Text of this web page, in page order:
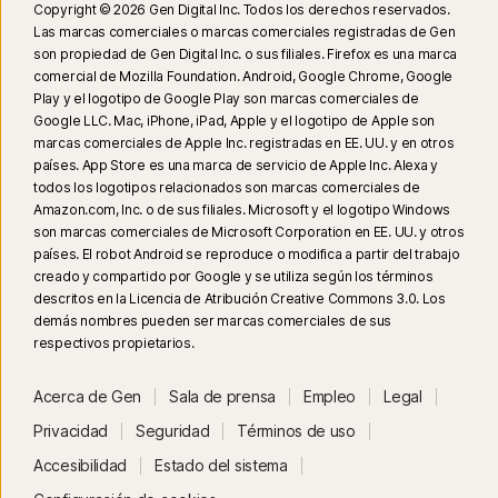
La Protección contra deepfakes automática funciona solo para videos
en inglés en plataformas de redes sociales o de video compatibles; para
otras plataformas, usa el análisis manual. Requiere Windows 11 o
posterior y un navegador compatible. La detección automática además
requiere una PC con IA (CPU Qualcomm o Intel de mínimo 8 núcleos,
16 GB de RAM) o una PC sin IA (CPU de mínimo 6 núcleos de cualquier
marca, 16 GB de RAM). Para las PC sin IA con CPU de mínimo 4 núcleos y
8 GB de RAM, solo está disponible el análisis manual. Para ver todos los
detalles, visitaNorton.com/deepfakesupport .
La Protección contra deepfakes en el Asistente de IA Norton Genie está
disponible actualmente en acceso anticipado y solo funciona con videos
Norton Safe Search no proporciona una calificación de seguridad para
vínculos patrocinados ni filtra los vínculos patrocinados potencialmente
Copyright © 2026 Gen Digital Inc. Todos los derechos reservados.
Las marcas comerciales o marcas comerciales registradas de Gen
son propiedad de Gen Digital Inc. o sus filiales. Firefox es una marca
comercial de Mozilla Foundation. Android, Google Chrome, Google
Play y el logotipo de Google Play son marcas comerciales de
Google LLC. Mac, iPhone, iPad, Apple y el logotipo de Apple son
marcas comerciales de Apple Inc. registradas en EE. UU. y en otros
países. App Store es una marca de servicio de Apple Inc. Alexa y
todos los logotipos relacionados son marcas comerciales de
Amazon.com, Inc. o de sus filiales. Microsoft y el logotipo Windows
son marcas comerciales de Microsoft Corporation en EE. UU. y otros
países. El robot Android se reproduce o modifica a partir del trabajo
creado y compartido por Google y se utiliza según los términos
descritos en la Licencia de Atribución Creative Commons 3.0. Los
demás nombres pueden ser marcas comerciales de sus
respectivos propietarios.
Acerca de Gen Sala de prensa Empleo
Legal
Privacidad
Seguridad
Términos de uso
Accesibilidad
Estado del sistema